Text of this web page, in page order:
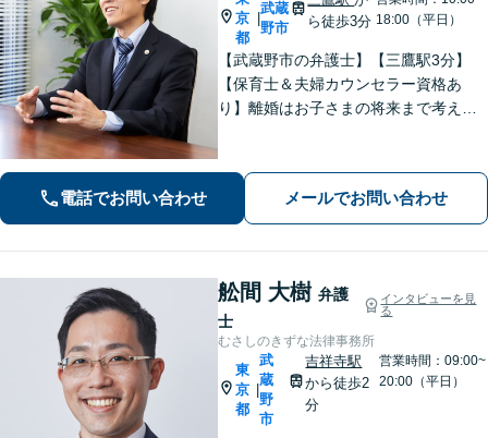
京
都
|
武蔵
野市
ら徒歩3分 18:00（平日）
【武蔵野市の弁護士】【三鷹駅3分】
【保育士＆夫婦カウンセラー資格あ
り】離婚はお子さまの将来まで考えた
も引き受けております」【平日夜間相
電話でお問い合わせ メールでお問い合わせ
舩間 大樹 弁護
士
インタビューを見
る
むさしのきずな法律事務所
東
京
都
|
武
蔵
野
市
吉祥寺駅
から徒歩2
分
営業時間：09:00~
20:00（平日）